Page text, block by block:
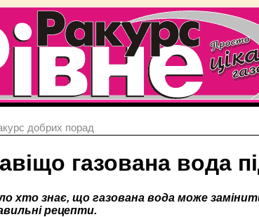
добрих порад
газована вода
хто знає, що газована вода може
рецепти.